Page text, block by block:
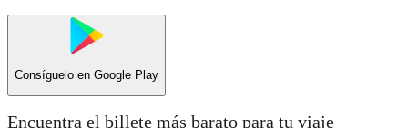
Consíguelo en Google Play
Encuentra el billete más barato para tu viaje